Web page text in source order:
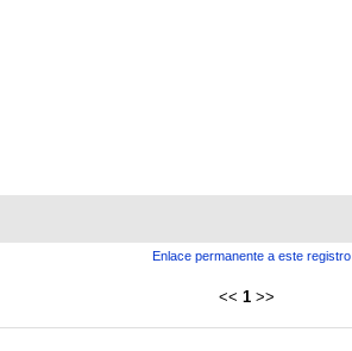
Enlace permanente a este registro
<< 1 >>